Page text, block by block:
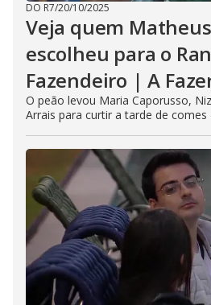
DO R7/20/10/2025
Veja quem
escolheu para o
Fazendeiro | A
O peão levou Maria Caporusso,
Arrais para curtir a tarde de comes